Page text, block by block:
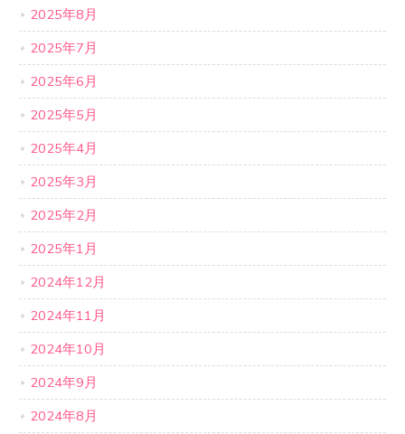
2025年8月
2025年7月
2025年6月
2025年5月
2025年4月
2025年3月
2025年2月
2025年1月
2024年12月
2024年11月
2024年10月
2024年9月
2024年8月